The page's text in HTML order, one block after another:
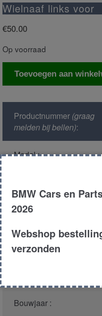
Wielnaaf links voor
€50.00
Op voorraad
Wielnaaf
Toevoegen aan
Productnummer(graag
melden bij bellen):
Model :
Motor type :
Bouwjaar :
BMW Cars en
2026
Webshop
verzonden